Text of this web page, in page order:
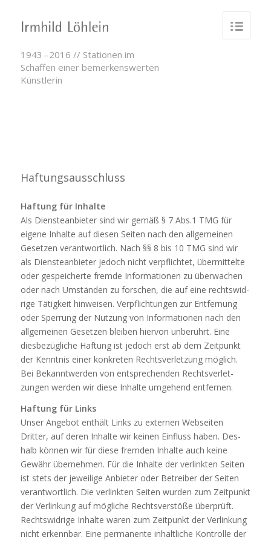
1943 –2016 // Stationen im
Schaffen einer bemerkenswerten
Künstlerin
Haftungsausschluss
Haftung für Inhalte
Als Diens­te­an­bieter sind wir gemäß § 7 Abs.1 TMG für
eigene Inhalte auf diesen Seiten nach den all­ge­meinen
Gesetzen ver­ant­wort­lich. Nach §§ 8 bis 10 TMG sind wir
als Diens­te­an­bieter jedoch nicht ver­pflichtet, über­mit­telte
oder gespei­cherte fremde Infor­ma­tionen zu über­wa­chen
oder nach Umständen zu for­schen, die auf eine rechts­wid­
rige Tätig­keit hin­weisen. Ver­pflich­tungen zur Ent­fer­nung
oder Sper­rung der Nut­zung von Infor­ma­tionen nach den
all­ge­meinen Gesetzen bleiben hiervon unbe­rührt. Eine
dies­be­züg­liche Haf­tung ist jedoch erst ab dem Zeit­punkt
der Kenntnis einer kon­kreten Rechts­ver­let­zung mög­lich.
Bei Bekannt­werden von ent­spre­chenden Rechts­ver­let­
zungen werden wir diese Inhalte umge­hend entfernen.
Haftung für Links
Unser Angebot ent­hält Links zu externen Web­seiten
Dritter, auf deren Inhalte wir keinen Ein­fluss haben. Des­
halb können wir für diese fremden Inhalte auch keine
Gewähr über­nehmen. Für die Inhalte der ver­linkten Seiten
ist stets der jewei­lige Anbieter oder Betreiber der Seiten
ver­ant­wort­lich. Die ver­linkten Seiten wurden zum Zeit­punkt
der Ver­lin­kung auf mög­liche Rechts­ver­stöße über­prüft.
Rechts­wid­rige Inhalte waren zum Zeit­punkt der Ver­lin­kung
nicht erkennbar. Eine per­ma­nente inhalt­liche Kon­trolle der